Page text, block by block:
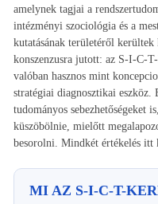
amelynek tagjai a
intézményi szociológia és a
kutatásának területéről
konszenzusra jutott: az S-I-C-
valóban hasznos mint
stratégiai diagnosztikai eszköz.
tudományos sebezhetőségeket
küszöbölnie, mielőtt
besorolni. Mindkét értékelés itt
MI AZ S-I-C-T-